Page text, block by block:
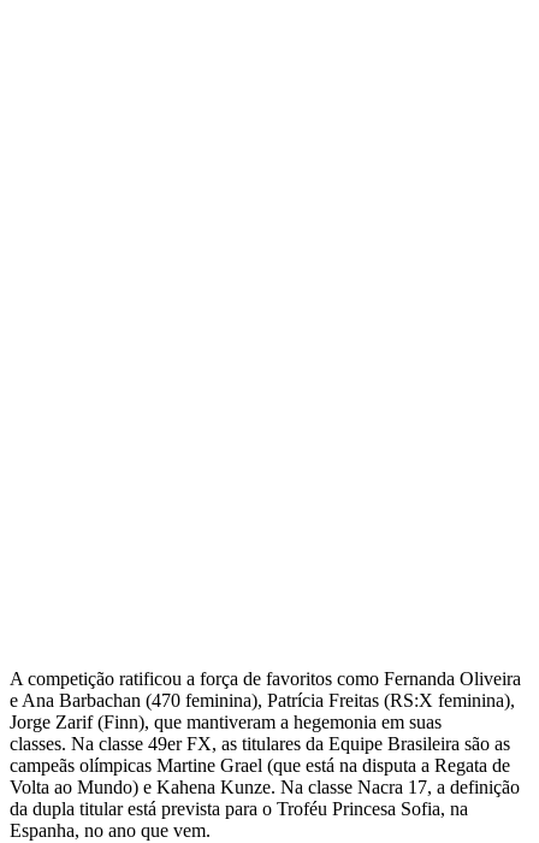
A competição ratificou a força de favoritos como Fernanda Oliveira
e Ana Barbachan (470 feminina), Patrícia Freitas (RS:X feminina),
Jorge Zarif (Finn), que mantiveram a hegemonia em suas
classes. Na classe 49er FX, as titulares da Equipe Brasileira são as
campeãs olímpicas Martine Grael (que está na disputa a Regata de
Volta ao Mundo) e Kahena Kunze. Na classe Nacra 17, a definição
da dupla titular está prevista para o Troféu Princesa Sofia, na
Espanha, no ano que vem.